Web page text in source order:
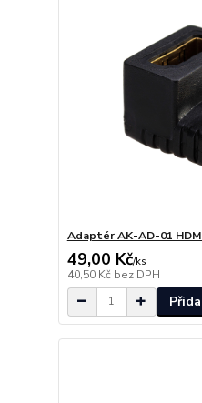
Adaptér AK-AD-01
49,00 Kč/ks
40,50 Kč bez DPH